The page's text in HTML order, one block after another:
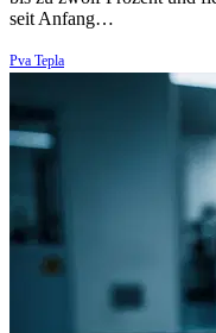
seit Anfang…
Pva Tepla